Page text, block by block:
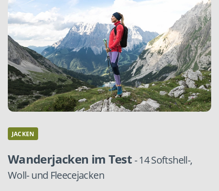
JACKEN
Wanderjacken im Test- 14 Softshell-,
Woll- und Fleecejacken